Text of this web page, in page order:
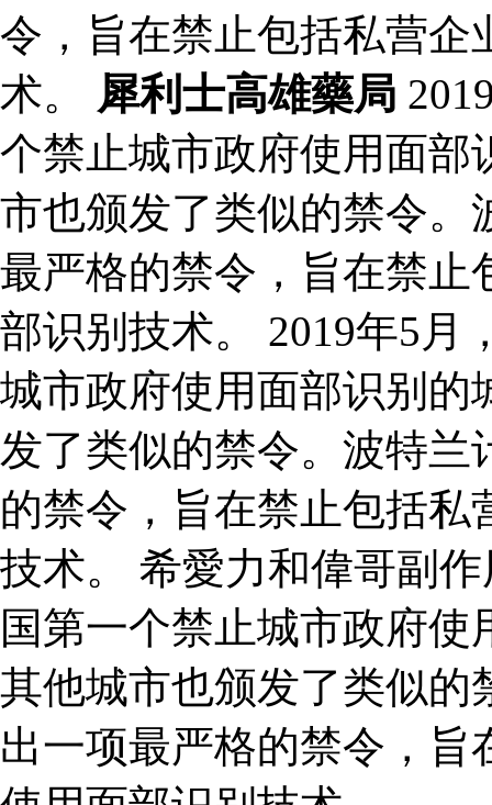
令，旨在禁止包括私营企
术。 犀利士高雄藥局
个禁止城市政府使用面部
市也颁发了类似的禁令。
最严格的禁令，旨在禁止
部识别技术。 2019年5月
城市政府使用面部识别的
发了类似的禁令。波特兰
的禁令，旨在禁止包括
技术。 希愛力和偉哥副
国第一个禁止城市政府
其他城市也颁发了类似的
出一项最严格的禁令，